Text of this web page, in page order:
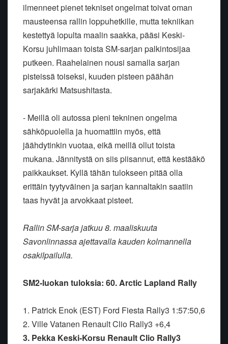
ilmenneet pienet tekniset ongelmat toivat oman
mausteensa rallin loppuhetkille, mutta tekniikan
kestettyä lopulta maalin saakka, pääsi Keski-
Korsu juhlimaan toista SM-sarjan palkintosijaa
putkeen. Raahelainen nousi samalla sarjan
pisteissä toiseksi, kuuden pisteen päähän
sarjakärki Matsushitasta.
- Meillä oli autossa pieni tekninen ongelma
sähköpuolella ja huomattiin myös, että
jäähdytinkin vuotaa, eikä meillä ollut toista
mukana. Jännitystä on siis piisannut, että kestääkö
paikkaukset. Kyllä tähän tulokseen pitää olla
erittäin tyytyväinen ja sarjan kannaltakin saatiin
taas hyvät ja arvokkaat pisteet.
Rallin SM-sarja jatkuu 8. maaliskuuta
Savonlinnassa ajettavalla kauden kolmannella
osakilpailulla.
SM2-luokan tuloksia: 60. Arctic Lapland Rally
1. Patrick Enok (EST) Ford Fiesta Rally3 1:57:50,6
2. Ville Vatanen Renault Clio Rally3 +6,4
3. Pekka Keski-Korsu Renault Clio Rally3